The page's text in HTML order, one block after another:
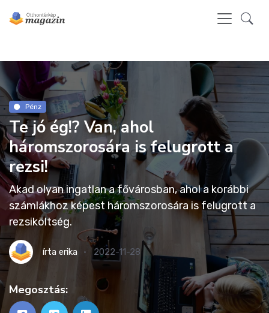
Pénz
Te jó ég!? Van, ahol
háromszorosára is felugrott a
rezsi!
Akad olyan ingatlan a fővárosban, ahol a korábbi
számlákhoz képest háromszorosára is felugrott a
rezsiköltség.
írta erika 2022-11-28
Megosztás: